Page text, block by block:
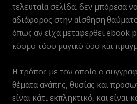
τελευταία σελίδα, δεν μπόρεσα
αδιάφορος στην αίσθηση
όπως αν είχα μεταφερθεί ebook
κόσμο τόσο μαγικό όσο και
Η τρόπος με τον οποίο ο
θέματα αγάπης, θυσίας και
είναι κάτι εκπληκτικό, και είναι